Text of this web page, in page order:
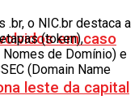
em caso
leste da capital
.br, o NIC.br destaca a
(token),
de Domínio) e
(Domain Name